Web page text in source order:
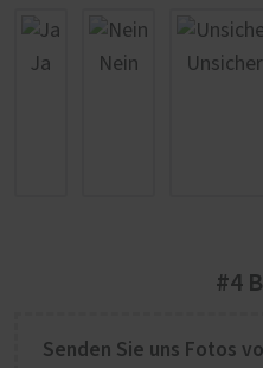
Ja Nein Unsicher
#4
Senden Sie uns Fotos